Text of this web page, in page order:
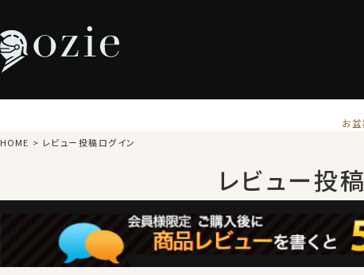
お
HOME レビュー投稿ログイン
レビュー投